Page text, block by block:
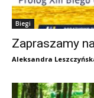
Biegi
Zapraszamy
Aleksandra